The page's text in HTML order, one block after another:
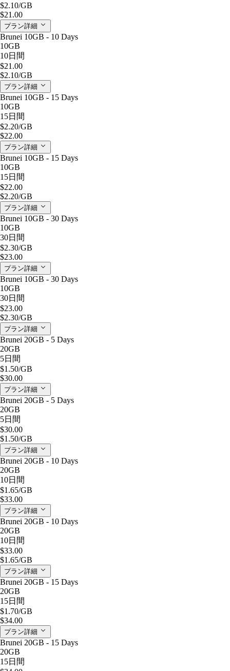
$2.10/GB
$21.00
プラン詳細
Brunei 10GB - 10 Days
10GB
10日間
$21.00
$2.10/GB
プラン詳細
Brunei 10GB - 15 Days
10GB
15日間
$2.20/GB
$22.00
プラン詳細
Brunei 10GB - 15 Days
10GB
15日間
$22.00
$2.20/GB
プラン詳細
Brunei 10GB - 30 Days
10GB
30日間
$2.30/GB
$23.00
プラン詳細
Brunei 10GB - 30 Days
10GB
30日間
$23.00
$2.30/GB
プラン詳細
Brunei 20GB - 5 Days
20GB
5日間
$1.50/GB
$30.00
プラン詳細
Brunei 20GB - 5 Days
20GB
5日間
$30.00
$1.50/GB
プラン詳細
Brunei 20GB - 10 Days
20GB
10日間
$1.65/GB
$33.00
プラン詳細
Brunei 20GB - 10 Days
20GB
10日間
$33.00
$1.65/GB
プラン詳細
Brunei 20GB - 15 Days
20GB
15日間
$1.70/GB
$34.00
プラン詳細
Brunei 20GB - 15 Days
20GB
15日間